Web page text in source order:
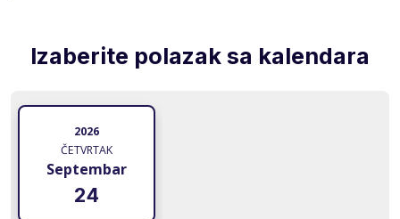
Izaberite polazak sa kalendara
2026
ČETVRTAK
Septembar
24